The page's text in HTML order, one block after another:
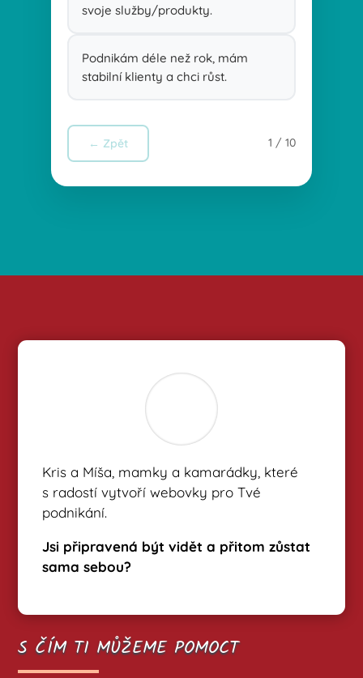
svoje služby/produkty.
Podnikám déle než rok, mám
stabilní klienty a chci růst.
← Zpět 1 / 10
Kris a Míša, mamky a kamarádky, které
s radostí vytvoří webovky pro Tvé
podnikání.
Jsi připravená být vidět a přitom zůstat
sama sebou?
S ČÍM TI MŮŽEME POMOCT